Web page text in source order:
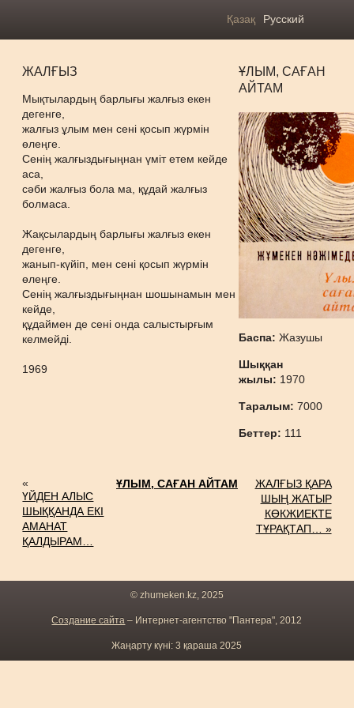
Қазақ Русский
ЖАЛҒЫЗ
Мықтылардың барлығы жалғыз екен
дегенге,
жалғыз ұлым мен сені қосып жүрмін
өлеңге.
Сенің жалғыздығыңнан үміт етем кейде
аса,
сәби жалғыз бола ма, құдай жалғыз
болмаса.
Жақсылардың барлығы жалғыз екен
дегенге,
жанып-күйіп, мен сені қосып жүрмін
өлеңге.
Сенің жалғыздығыңнан шошынамын мен
кейде,
құдаймен де сені онда салыстырғым
келмейді.
1969
ҰЛЫМ, САҒАН
АЙТАМ
Баспа:Жазушы
Шыққан
жылы: 1970
Таралым:7000
Беттер: 111
«
ҮЙДЕН АЛЫС
ШЫҚҚАНДА ЕКІ
АМАНАТ
ҚАЛДЫРАМ…
ҰЛЫМ, САҒАН АЙТАМ
ЖАЛҒЫЗ ҚАРА
ШЫҢ ЖАТЫР
КӨКЖИЕКТЕ
ТҰРАҚТАП… »
© zhumeken.kz, 2025
Создание сайта – Интернет-агентство "Пантера", 2012
Жаңарту күні: 3 қараша 2025